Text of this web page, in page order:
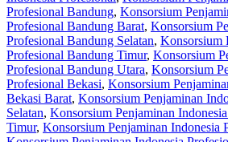
Profesional Bandung, Konsorsium
Profesional Bandung Barat, Konsorsium
Profesional Bandung Selatan, Konsorsium
Profesional Bandung Timur, Konsorsium
Profesional Bandung Utara, Konsorsium
Profesional Bekasi, Konsorsium
Bekasi Barat, Konsorsium Penjaminan
Selatan, Konsorsium Penjaminan
Timur, Konsorsium Penjaminan Indonesia